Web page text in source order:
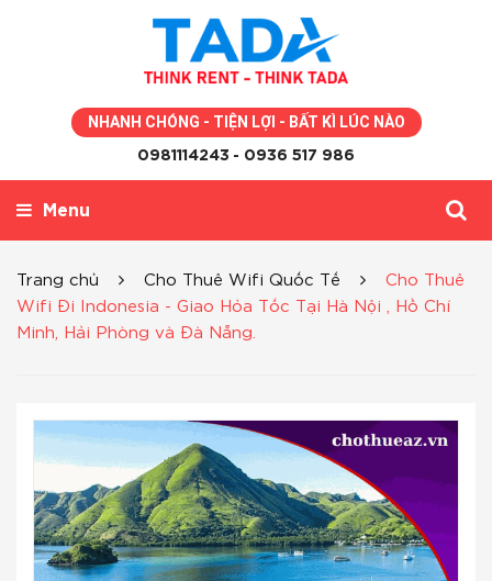
NHANH CHÓNG - TIỆN LỢI - BẤT KÌ LÚC NÀO
0981114243 - 0936 517 986
Menu
Trang chủ Cho Thuê Wifi Quốc Tế
Cho Thuê
Wifi Đi Indonesia - Giao Hỏa Tốc Tại Hà Nội , Hồ Chí
Minh, Hải Phòng và Đà Nẵng.